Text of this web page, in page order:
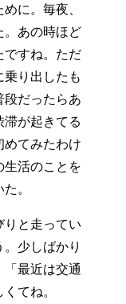
に。毎夜、
。あの時ほど
ですね。ただ
り出したも
段だったらあ
滞が起きてる
めてみたわけ
生活のことを
。
りと走ってい
少しばかり
「最近は交通
てね。